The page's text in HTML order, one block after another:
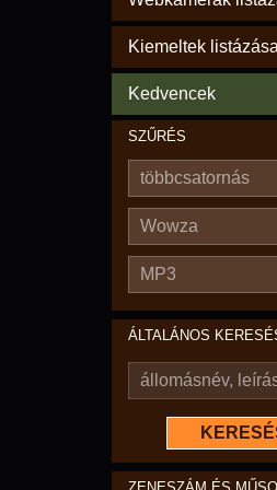
Kiemeltek listázása
Kedvencek
SZŰRÉS
többcsatornás
Wowza
MP3
ÁLTALÁNOS